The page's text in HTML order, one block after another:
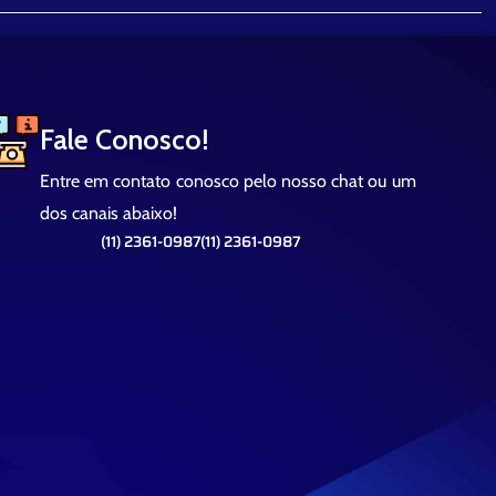
Fale Conosco!
Entre em contato conosco pelo nosso chat ou um
dos canais abaixo!
(11) 2361-0987(11) 2361-0987